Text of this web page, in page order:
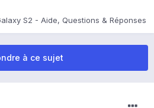
S2 - Aide, Questions & Réponses
à ce sujet